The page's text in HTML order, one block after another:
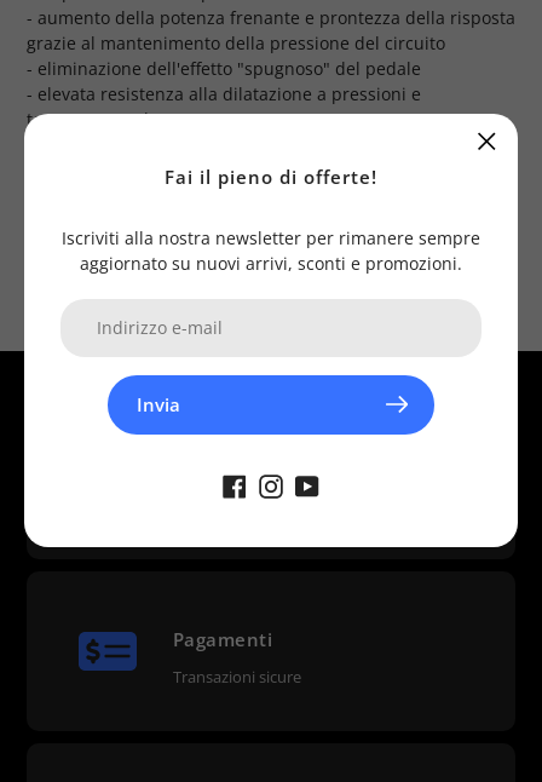
- aumento della potenza frenante e prontezza della risposta
grazie al mantenimento della pressione del circuito
- eliminazione dell'effetto "spugnoso" del pedale
- elevata resistenza alla dilatazione a pressioni e
temperature elevate
n.b. la foto è puramente dimostrativa
Diversi canali disponibili
Pagamenti
Transazioni sicure
Fai il pieno di offerte!
Iscriviti alla nostra newsletter per rimanere sempre
aggiornato su nuovi arrivi, sconti e promozioni.
Invia